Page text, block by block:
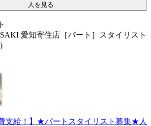
人を見る
愛知寄住店［パート］スタイリスト
支給！】★パートスタイリスト募集★人